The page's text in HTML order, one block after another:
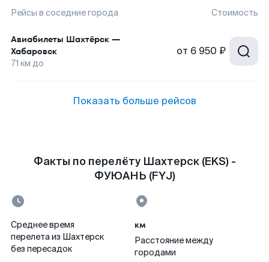
Рейсы в соседние города Стоимость
Авиабилеты Шахтёрск —
Хабаровск
71 км до
от 6 950 ₽
Показать больше рейсов
Факты по перелёту Шахтерск (EKS) -
ФУЮАНЬ (FYJ)
Среднее время
перелета из Шахтерск
без пересадок
км
Расстояние между
городами